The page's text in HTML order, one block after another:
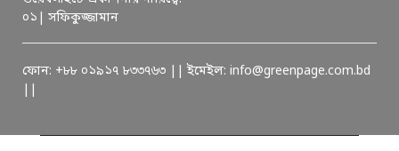
০১| সফিকুজ্জামান
ফোন: +৮৮ ০১৯১৭ ৮৩৩৭৬৩ || ইমেইল: info@greenpage.com.bd